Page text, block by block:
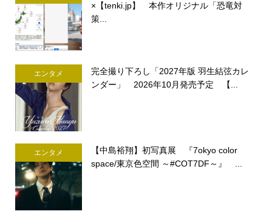
×【tenki.jp】 本作オリジナル「恐竜対
策...
エンタメ
完全撮り下ろし「2027年版 羽生結弦カレ
ンダー」 2026年10月発売予定 【...
エンタメ
【中島裕翔】初写真展 『7okyo color
space/東京色空間 ～#COT7DF～』 ...